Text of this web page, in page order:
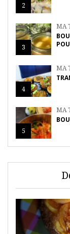
2
3
MA
4
MA
5
MA